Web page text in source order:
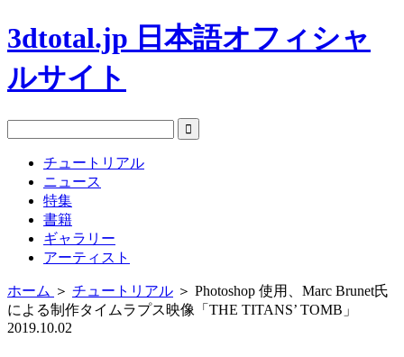
3dtotal.jp 日本語オフィシャ
ルサイト
チュートリアル
ニュース
特集
書籍
ギャラリー
アーティスト
ホーム ＞ チュートリアル ＞ Photoshop 使用、Marc Brunet氏
による制作タイムラプス映像「THE TITANS’ TOMB」
2019.10.02